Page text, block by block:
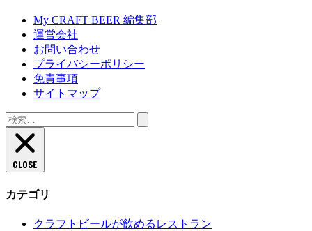
My CRAFT BEER 編集部
運営会社
お問い合わせ
プライバシーポリシー
免責事項
サイトマップ
検
索:
CLOSE
カテゴリ
クラフトビールが飲めるレストラン